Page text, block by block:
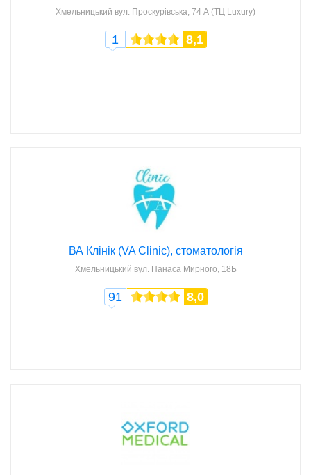
Хмельницький вул. Проскурівська, 74 А (ТЦ Luxury)
1 8,1
ВА Клінік (VA Clinic), стоматологія
Хмельницький вул. Панаса Мирного, 18Б
91 8,0